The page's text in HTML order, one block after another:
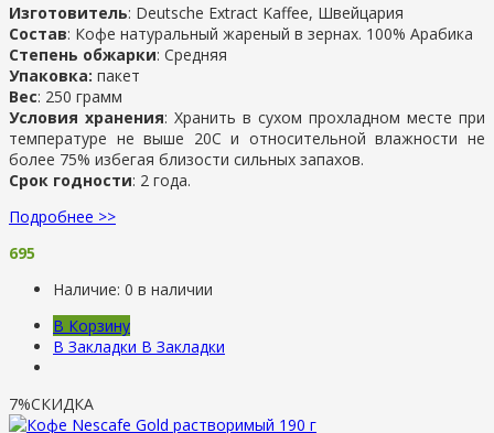
Изготовитель: Deutsche Extract Kaffee, Швейцария
Состав: Кофе натуральный жареный в зернах. 100% Арабика
Степень обжарки: Средняя
Упаковка: пакет
Вес: 250 грамм
Условия хранения: Хранить в сухом прохладном месте при
температуре не выше 20C и относительной влажности не
более 75% избегая близости сильных запахов.
Срок годности: 2 года.
Подробнее >>
695
Наличие: 0 в наличии
В Корзину
В Закладки В Закладки
7%СКИДКА